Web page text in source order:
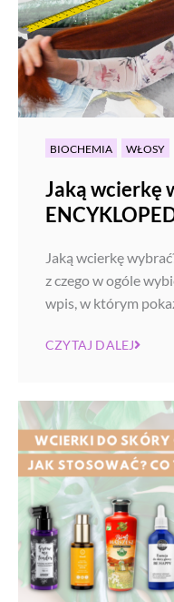
BIOCHEMIA WŁOSY
Jaką wcierkę
Jaką wcierkę
z czego w ogóle
wpis, w którym
CZYTAJ DALEJ